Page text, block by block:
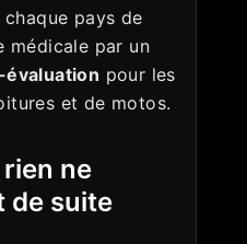
pays de
médicale par un
pour les
et de motos.
ne
de suite